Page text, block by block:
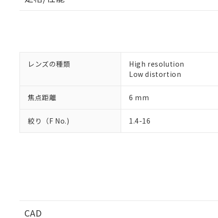
レンズの種類
High resolution
Low distortion
焦点距離 6 mm
絞り（F No.) 1.4-16
CAD
本サービス
当社制御機
在庫状況お
のであり、
い。
正式な納期
当社販売員に
在庫状況お
※当社の共同
仕入先様の事情に
六価クロム(Cr(Ⅵ))
フタル酸ビス(2-エチ
ル（DBP） 1000ppm
但し、RoHS指令で産業
※2 対応予定月
部品在庫の切り替
「×」：最大均質
*中国RoHS10物質の基
Pb(鉛) :1000ppm、 Hg(
DBP(フタル酸ジブチル
当社は、こ
などの必要
当社は規制
ます。
当社は貴社
置等に一切
当社は、貴
たしません。
記
号
説明
○ 一定数以
△ 一定数に
－
在庫な